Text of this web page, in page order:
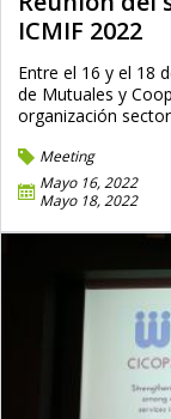
ICMIF 2022
Entre el 16 y el 18
de Mutuales y
organización
Meeting
Mayo 16, 2022
Mayo 18, 2022